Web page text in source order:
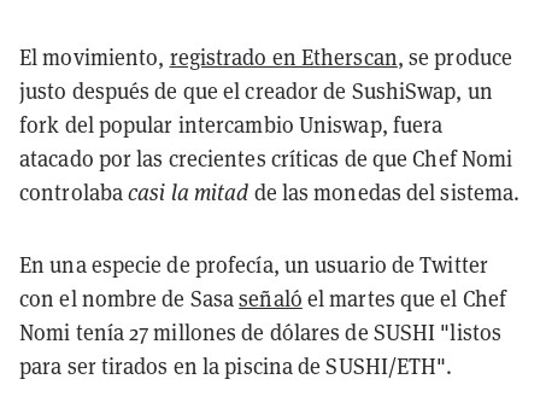
El movimiento, registrado en Etherscan, se produce
justo después de que el creador de SushiSwap, un
fork del popular intercambio Uniswap, fuera
atacado por las crecientes críticas de que Chef Nomi
controlabacasi la mitad de las monedas del sistema.
En una especie de profecía, un usuario de Twitter
con el nombre de Sasaseñaló el martes que el Chef
Nomi tenía 27 millones de dólares de SUSHI "listos
para ser tirados en la piscina de SUSHI/ETH".